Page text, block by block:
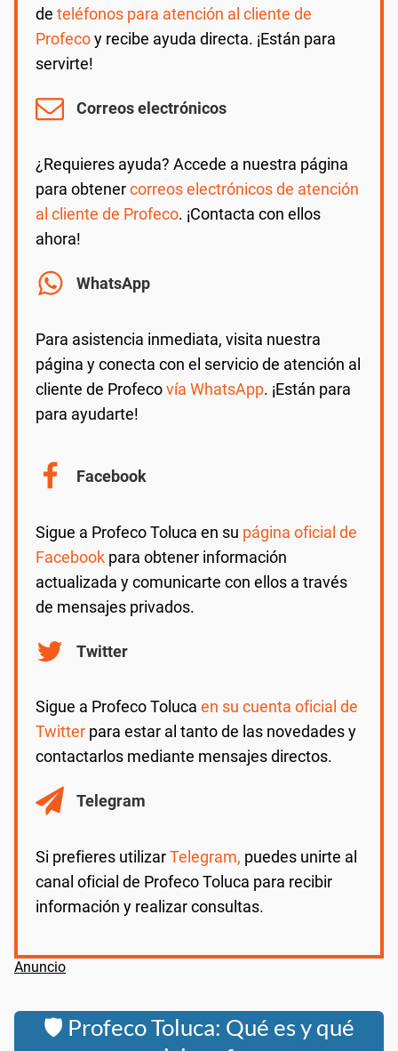
de teléfonos para atención al cliente de
Profecoy recibe ayuda directa. ¡Están para
servirte!
Correos electrónicos
¿Requieres ayuda? Accede a nuestra página
para obtenercorreos electrónicos de atención
al cliente de Profeco. ¡Contacta con ellos
ahora!
WhatsApp
Para asistencia inmediata, visita nuestra
página y conecta con el servicio de atención al
cliente de Profecovía WhatsApp. ¡Están para
para ayudarte!
Facebook
Sigue a Profeco Toluca en su página oficial de
Facebook para obtener información
actualizada y comunicarte con ellos a través
de mensajes privados.
Twitter
Sigue a Profeco Toluca en su cuenta oficial de
Twitter para estar al tanto de las novedades y
contactarlos mediante mensajes directos.
Telegram
Si prefieres utilizarTelegram, puedes unirte al
canal oficial de Profeco Toluca para recibir
información y realizar consultas.
🛡️ Profeco Toluca: Qué es y qué